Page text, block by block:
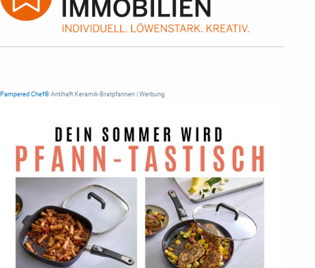
Pampered Chef® Antihaft Keramik-Bratpfannen | Werbung